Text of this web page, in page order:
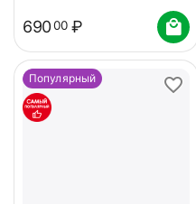
69000 ₽
Популярный